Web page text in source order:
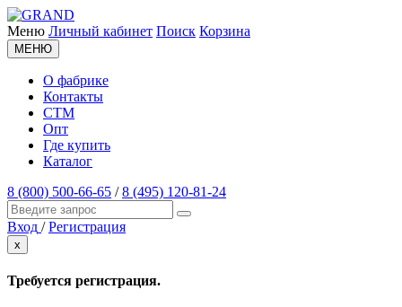
Меню Личный кабинет Поиск Корзина
МЕНЮ
О фабрике
Контакты
СТМ
Опт
Где купить
Каталог
8 (800) 500-66-65 /8 (495) 120-81-24
Вход / Регистрация
x
Требуется регистрация.